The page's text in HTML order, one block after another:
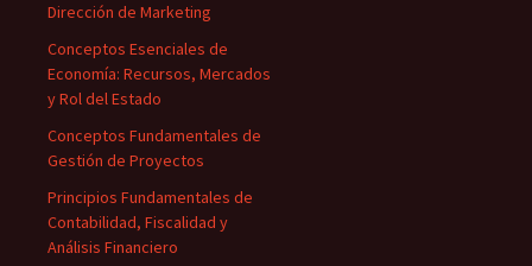
Dirección de Marketing
Conceptos Esenciales de
Economía: Recursos, Mercados
y Rol del Estado
Conceptos Fundamentales de
Gestión de Proyectos
Principios Fundamentales de
Contabilidad, Fiscalidad y
Análisis Financiero